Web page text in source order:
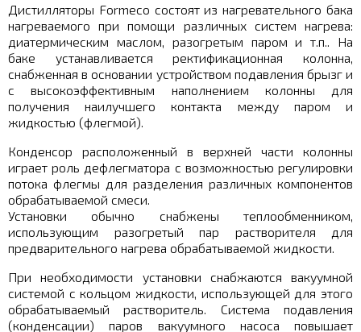
Дистилляторы Formeco состоят из нагревательного бака
нагреваемого при помощи различных систем нагрева:
диатермическим маслом, разогретым паром и т.п.. На
баке устанавливается ректификационная колонна,
снабженная в основании устройством подавления брызг и
с высокоэффективным наполнением колонны для
получения наилучшего контакта между паром и
жидкостью (флегмой).
Конденсор расположенный в верхней части колонны
играет роль дефлегматора с возможностью регулировки
потока флегмы для разделения различных компонентов
обрабатываемой смеси.
Установки обычно снабжены теплообменником,
использующим разогретый пар растворителя для
предварительного нагрева обрабатываемой жидкости.
При необходимости установки снабжаются вакуумной
системой с кольцом жидкости, использующей для этого
обрабатываемый растворитель. Система подавления
(конденсации) паров вакуумного насоса повышает